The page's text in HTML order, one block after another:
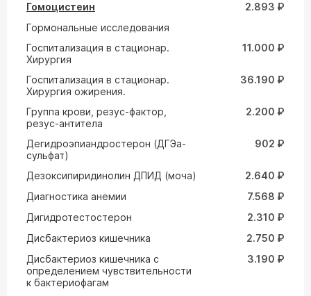
Гомоцистеин
2.893 ₽
Гормональные исследования
Госпитализация в стационар.
Хирургия
11.000 ₽
Госпитализация в стационар.
Хирургия ожирения.
36.190 ₽
Группа крови, резус-фактор,
резус-антитела
2.200 ₽
Дегидроэпиандростерон (ДГЭа-
сульфат)
902 ₽
Дезоксипиридинолин ДПИД (моча)
2.640 ₽
Диагностика анемии
7.568 ₽
Дигидротестостерон
2.310 ₽
Дисбактериоз кишечника
2.750 ₽
Дисбактериоз кишечника с
определением чувствительности
к бактериофагам
3.190 ₽